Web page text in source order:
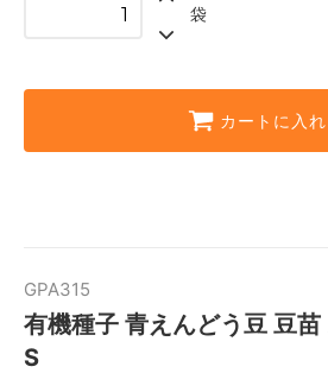
袋
カートに入れ
GPA315
有機種子 青えんどう豆 豆
S